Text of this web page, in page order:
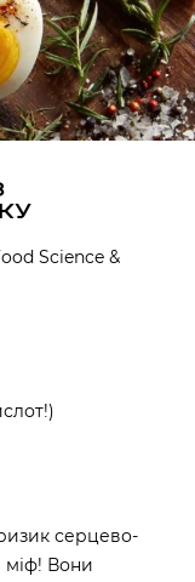
Science &
серцево-
міф! Вони